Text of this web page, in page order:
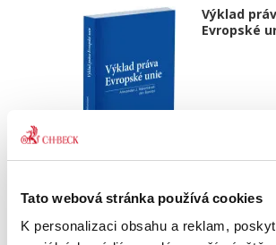
Tato webová stránka používá cookies
K personalizaci obsahu a reklam,
Výklad
Evropské